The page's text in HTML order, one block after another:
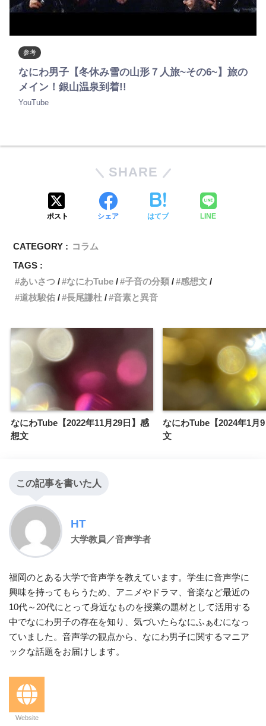
参考
なにわ男子【冬休み雪の山形７人旅~その6~】旅の
メイン！銀山温泉到着!!
YouTube
SHARE
ポスト シェア はてブ LINE
CATEGORY : コラム
TAGS :
あいさつ
なにわTube 子音の分類
感想文
道枝駿佑
長尾謙杜 音素と異音
なにわTube【2022年11月29日】感
想文
なにわTube【2024年1月
文
この記事を書いた人
HT
大学教員／音声学者
福岡のとある大学で音声学を教えています。学生に音声学に
興味を持ってもらうため、アニメやドラマ、音楽など最近の
10代～20代にとって身近なものを授業の題材として活用する
中でなにわ男子の存在を知り、気づいたらなにふぁむになっ
ていました。音声学の観点から、なにわ男子に関するマニア
ックな話題をお届けします。
Website